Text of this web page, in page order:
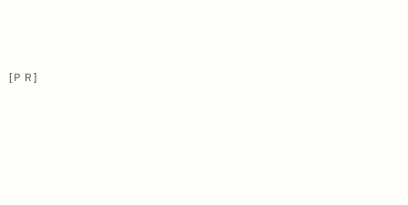
[ＰＲ]